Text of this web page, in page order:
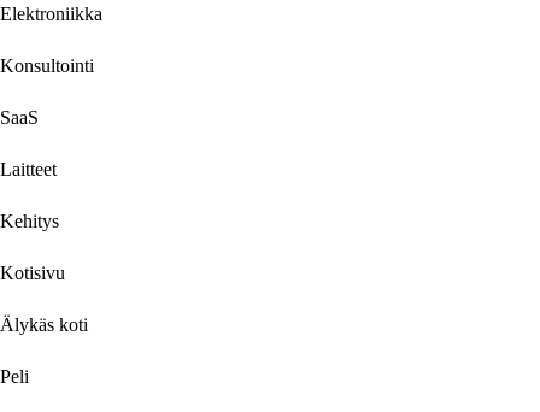
Elektroniikka
Konsultointi
SaaS
Laitteet
Kehitys
Kotisivu
Älykäs koti
Peli